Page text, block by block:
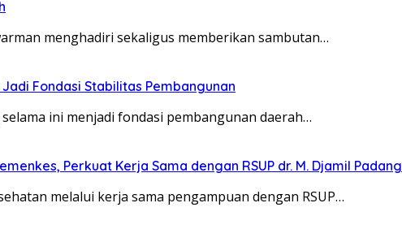
menghadiri sekaligus memberikan sambutan…
Fondasi Stabilitas Pembangunan
ini menjadi fondasi pembangunan daerah…
Perkuat Kerja Sama dengan RSUP dr. M. Djamil Padang
melalui kerja sama pengampuan dengan RSUP…